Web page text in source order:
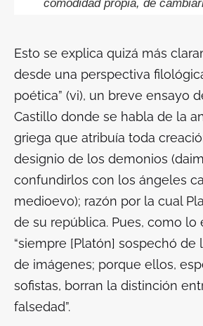
comodidad propia, de
Esto se explica quizá más
desde una perspectiva
poética” (vi), un breve ensayo
Castillo donde se habla de la
griega que atribuía toda
designio de los demonios (
confundirlos con los ángeles
medioevo); razón por la cual
de su república. Pues, como lo
“siempre [Platón] sospechó de
de imágenes; porque ellos,
sofistas, borran la distinción
falsedad”.